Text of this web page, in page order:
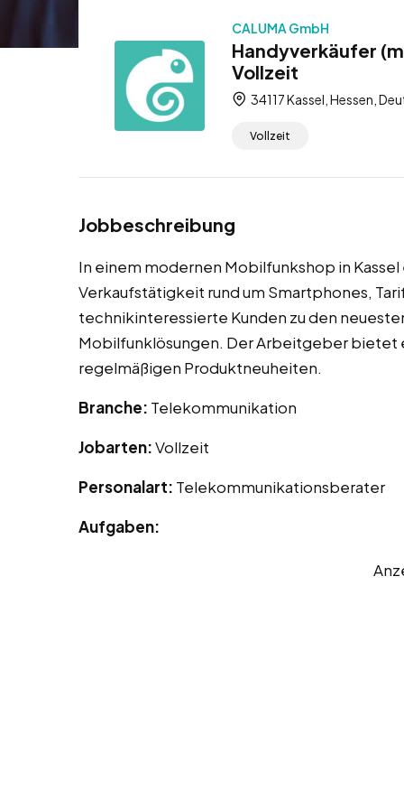
CALUMA GmbH
Handyverkäufer
Vollzeit
34117 Kassel, Hessen,
Vollzeit
Jobbeschreibung
In einem modernen Mobilfunkshop in
Verkaufstätigkeit rund um Smartphones,
technikinteressierte Kunden zu den
Mobilfunklösungen. Der Arbeitgeber
regelmäßigen Produktneuheiten.
Branche: Telekommunikation
Jobarten:Vollzeit
Personalart: Telekommunikationsberater
Aufgaben: